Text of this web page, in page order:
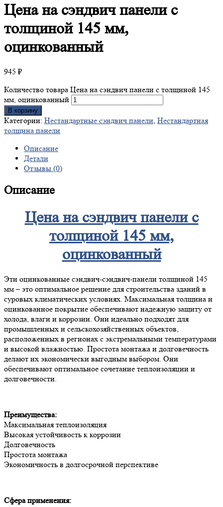
Ценана сэндвич панели с
толщиной 145 мм,
оцинкованный
945 ₽
Количество товара Цена на сэндвич панели с толщиной 145
мм, оцинкованный
В корзину
Категории: Нестандартные сэндвич панели, Нестандартная
толщина панели
Описание
Детали
Отзывы (0)
Описание
Цена на сэндвич панели с
толщиной 145 мм,
оцинкованный
Эти оцинкованные сэндвич-сэндвич-панели толщиной 145
мм – это оптимальное решение для строительства зданий в
суровых климатических условиях. Максимальная толщина и
оцинкованное покрытие обеспечивают надежную защиту от
холода, влаги и коррозии. Они идеально подходят для
промышленных и сельскохозяйственных объектов,
расположенных в регионах с экстремальными температурами
и высокой влажностью. Простота монтажа и долговечность
делают их экономически выгодным выбором. Они
обеспечивают оптимальное сочетание теплоизоляции и
долговечности.
Преимущества:
Максимальная теплоизоляция
Высокая устойчивость к коррозии
Долговечность
Простота монтажа
Экономичность в долгосрочной перспективе
Сфера применения: